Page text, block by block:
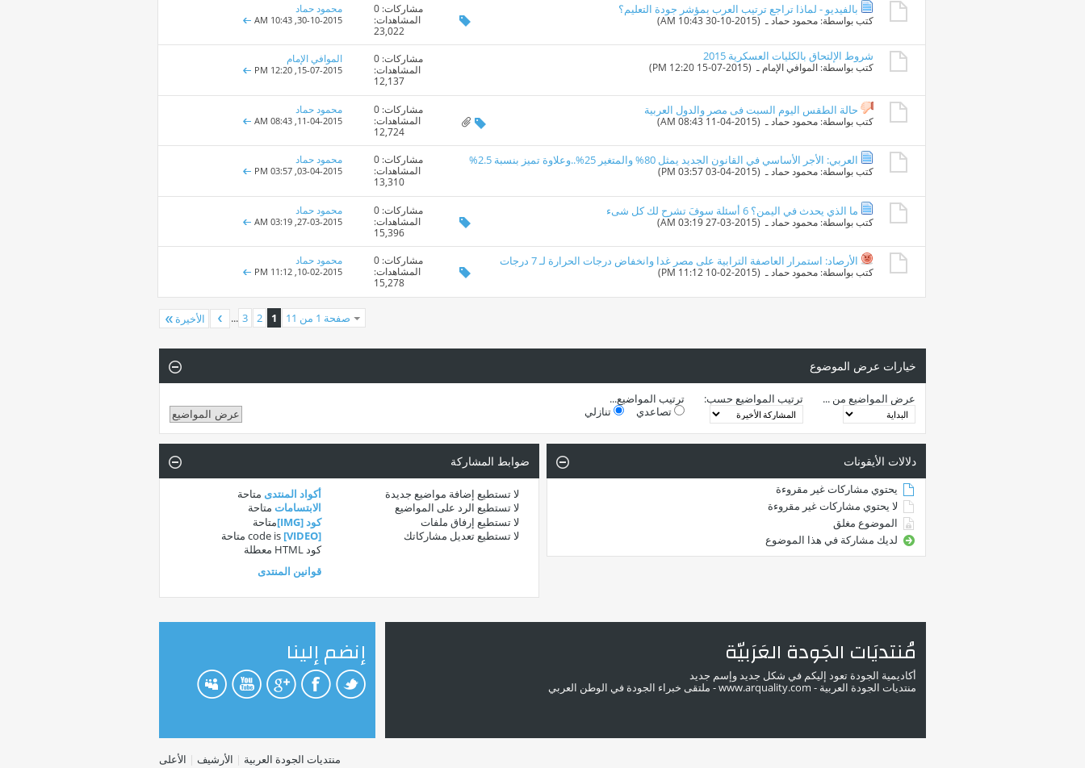
بالفيديو - لماذا تراجع ترتيب العرب بمؤشر جودة التعليم؟
كتب بواسطة: محمود حمادـ ‏ (30-10-2015 10:43 AM)
مشاركات: 0
المشاهدات:
23,022
محمود حماد
30-10-2015,
10:43 AM
شروط الإلتحاق بالكليات العسكرية 2015
كتب بواسطة: الموافي الإمامـ ‏ (15-07-2015 12:20 PM)
مشاركات: 0
المشاهدات:
12,137
الموافي الإمام
15-07-2015,
12:20 PM
حالة الطقس اليوم السبت فى مصر والدول العربية
كتب بواسطة: محمود حمادـ ‏ (11-04-2015 08:43 AM)
مشاركات: 0
المشاهدات:
12,724
محمود حماد
11-04-2015,
08:43 AM
العربي: الأجر الأساسي في القانون الجديد يمثل 80% والمتغير 25%..وعلاوة تميز بنسبة 2.5%
كتب بواسطة: محمود حمادـ ‏ (03-04-2015 03:57 PM)
مشاركات: 0
المشاهدات:
13,310
محمود حماد
03-04-2015,
03:57 PM
ما الذي يحدث في اليمن؟ 6 أسئلة سوفَ تشرح لك كل شىء
كتب بواسطة: محمود حمادـ ‏ (27-03-2015 03:19 AM)
مشاركات: 0
المشاهدات:
15,396
محمود حماد
27-03-2015,
03:19 AM
الأرصاد: استمرار العاصفة الترابية على مصر غدا وانخفاض درجات الحرارة لـ 7 درجات
كتب بواسطة: محمود حمادـ ‏ (10-02-2015 11:12 PM)
مشاركات: 0
المشاهدات:
15,278
محمود حماد
10-02-2015,
11:12 PM
صفحة 1 من 11 1
2
3
... الأخيرة
خيارات عرض الموضوع
عرض المواضيع من ... ترتيب المواضيع حسب:
ترتيب المواضيع...
تصاعدي
تنازلي
دلالات الأيقونات
يحتوي مشاركات غير مقروءة
لا يحتوي مشاركات غير مقروءة
الموضوع مغلق
لديك مشاركة في هذا الموضوع
ضوابط المشاركة
لا تستطيع إضافة مواضيع جديدة
لا تستطيع الرد على المواضيع
لا تستطيع إرفاق ملفات
لا تستطيعتعديل مشاركاتك
أكواد المنتدى متاحة
الابتسامات متاحة
كود [IMG]
متاحة
[VIDEO]
متاحة
كود HTML
معطلة
قوانين المنتدى
مُنتديَات الجَودة العَرَبيّة
أكاديمية الجودة تعود إليكم في شكل جديد وإسم جديد
منتديات الجودة العربية - www.arquality.com - ملتقى خبراء الجودة في الوطن العربي
إنضم إلينا
منتديات الجودة العربية | الأرشيف | الأعلى